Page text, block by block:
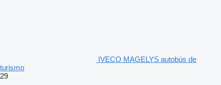
IVECO MAGELYS autobús de
turismo
29